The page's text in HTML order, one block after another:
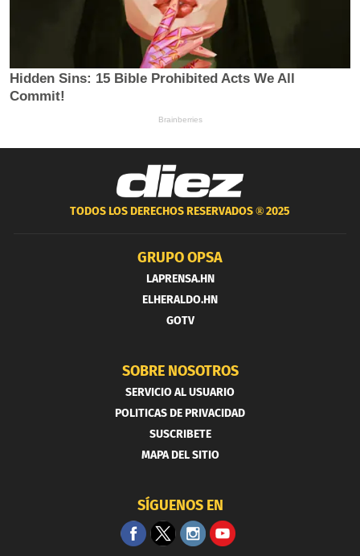
TODOS LOS DERECHOS RESERVADOS ®2025
GRUPO OPSA
LAPRENSA.HN
ELHERALDO.HN
GOTV
SOBRE NOSOTROS
SERVICIO AL USUARIO
POLITICAS DE PRIVACIDAD
SUSCRIBETE
MAPA DEL SITIO
SÍGUENOS EN